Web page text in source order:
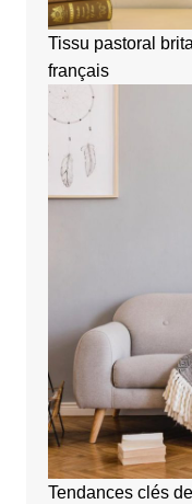
Tissu pastoral
français
Tendances clés